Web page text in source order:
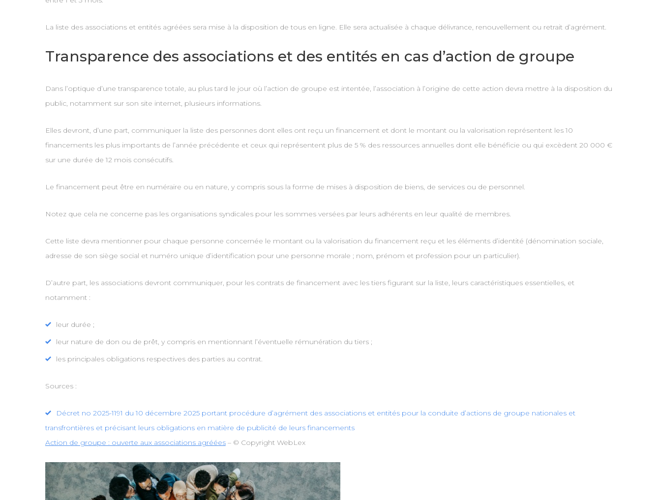
La liste des associations et entités agréées sera mise à la disposition de tous en ligne. Elle sera actualisée à chaque délivrance, renouvellement ou retrait d’agrément.
Transparence des associations et des entités en cas d’action de groupe
Dans l’optique d’une transparence totale, au plus tard le jour où l’action de groupe est intentée, l’association à l’origine de cette action devra mettre à la disposition du
public, notamment sur son site internet, plusieurs informations.
Elles devront, d’une part, communiquer la liste des personnes dont elles ont reçu un financement et dont le montant ou la valorisation représentent les 10
financements les plus importants de l’année précédente et ceux qui représentent plus de 5 % des ressources annuelles dont elle bénéficie ou qui excèdent 20 000 €
sur une durée de 12 mois consécutifs.
Le financement peut être en numéraire ou en nature, y compris sous la forme de mises à disposition de biens, de services ou de personnel.
Notez que cela ne concerne pas les organisations syndicales pour les sommes versées par leurs adhérents en leur qualité de membres.
Cette liste devra mentionner pour chaque personne concernée le montant ou la valorisation du financement reçu et les éléments d’identité (dénomination sociale,
adresse de son siège social et numéro unique d’identification pour une personne morale ; nom, prénom et profession pour un particulier).
D’autre part, les associations devront communiquer, pour les contrats de financement avec les tiers figurant sur la liste, leurs caractéristiques essentielles, et
notamment :
leur durée ;
leur nature de don ou de prêt, y compris en mentionnant l’éventuelle rémunération du tiers ;
les principales obligations respectives des parties au contrat.
Sources :
Décret no 2025-1191 du 10 décembre 2025 portant procédure d’agrément des associations et entités pour la conduite d’actions de groupe nationales et
transfrontières et précisant leurs obligations en matière de publicité de leurs financements
Action de groupe : ouverte aux associations agréées– © Copyright WebLex